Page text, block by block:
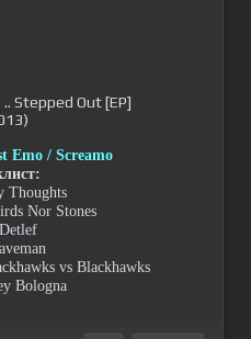
Emo / Screamo
Thoughts
Nor Stones
vs Blackhawks
Bologna